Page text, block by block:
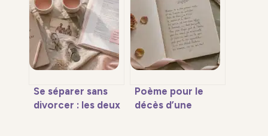
justes pour
fédérer sans
imposer
vos interactions
en atouts de
carrière
Se séparer sans
divorcer : les deux
Poème pour le
décès d’une